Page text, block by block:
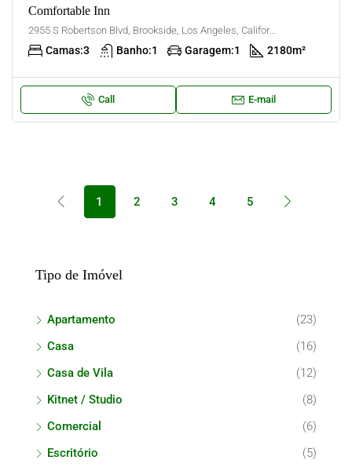
Comfortable Inn
2955 S Robertson Blvd, Brookside, Los Angeles, California, United States
Camas:3 Banho:1 Garagem:1 2180m²
Call E-mail
1 2 3 4 5
Tipo de Imóvel
Apartamento
(23)
Casa
(16)
Casa de Vila
(12)
Kitnet / Studio
(8)
Comercial
(6)
Escritório
(5)